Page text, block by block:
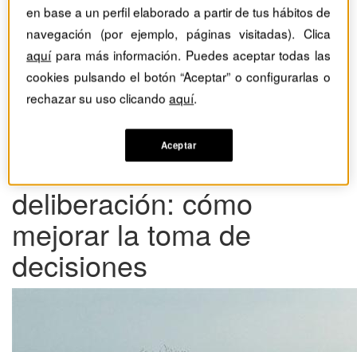
Revistas Harvard Deusto
Habilidades directivas
Intuición frente a deliberación: cómo mejorar la toma de
Intuición frente a
deliberación: cómo
mejorar la toma de
decisiones
en base a un perfil elaborado a partir de tus hábitos de
navegación (por ejemplo, páginas visitadas). Clica
aquípara más información. Puedes aceptar todas las
cookies pulsando el botón “Aceptar” o configurarlas o
rechazar su uso clicandoaquí.
Aceptar